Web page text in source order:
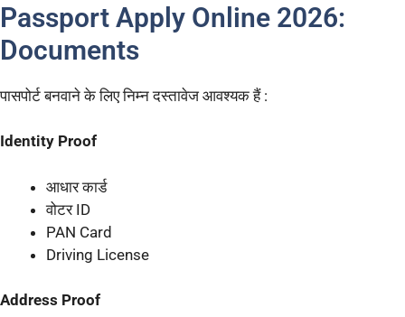
Passport Apply Online 2026:
Documents
पासपोर्ट बनवाने के लिए निम्न दस्तावेज आवश्यक हैं :
Identity Proof
आधार कार्ड
वोटर ID
PAN Card
Driving License
Address Proof